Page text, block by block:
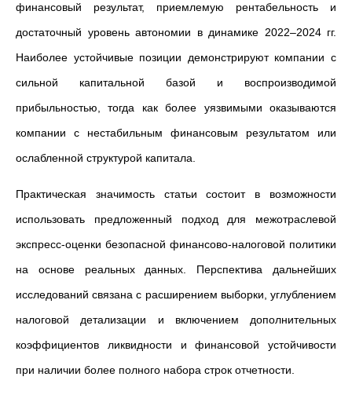
финансовый результат, приемлемую рентабельность и
достаточный уровень автономии в динамике 2022–2024 гг.
Наиболее устойчивые позиции демонстрируют компании с
сильной капитальной базой и воспроизводимой
прибыльностью, тогда как более уязвимыми оказываются
компании с нестабильным финансовым результатом или
ослабленной структурой капитала.
Практическая значимость статьи состоит в возможности
использовать предложенный подход для межотраслевой
экспресс-оценки безопасной финансово-налоговой политики
на основе реальных данных. Перспектива дальнейших
исследований связана с расширением выборки, углублением
налоговой детализации и включением дополнительных
коэффициентов ликвидности и финансовой устойчивости
при наличии более полного набора строк отчетности.